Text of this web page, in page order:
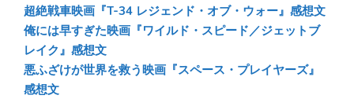
超絶戦車映画『T-34 レジェンド・オブ・ウォー』感想文
俺には早すぎた映画『ワイルド・スピード／ジェットブ
レイク』感想文
悪ふざけが世界を救う映画『スペース・プレイヤーズ』
感想文